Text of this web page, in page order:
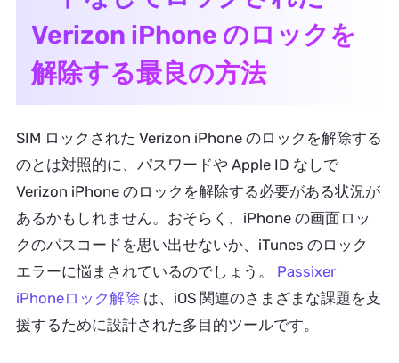
Verizon iPhone のロックを
解除する最良の方法
SIM ロックされた Verizon iPhone のロックを解除する
のとは対照的に、パスワードや Apple ID なしで
Verizon iPhone のロックを解除する必要がある状況が
あるかもしれません。おそらく、iPhone の画面ロッ
クのパスコードを思い出せないか、iTunes のロック
エラーに悩まされているのでしょう。 Passixer
iPhoneロック解除 は、iOS 関連のさまざまな課題を支
援するために設計された多目的ツールです。